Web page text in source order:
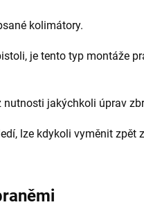
kolimátory.
je tento typ montáže
jakýchkoli úprav
lze kdykoli vyměnit zpět